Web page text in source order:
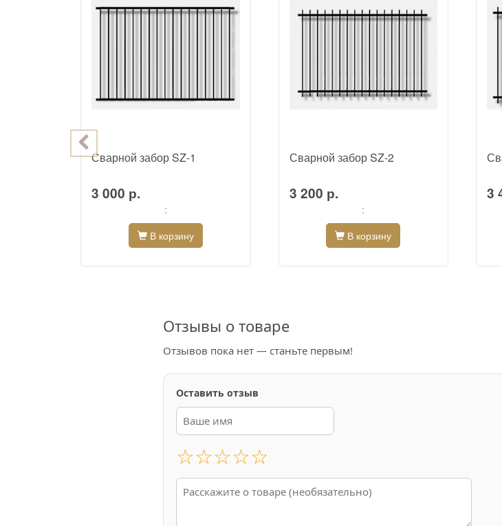
Сварной забор SZ-1
3 000 р.
:
В корзину
Сварной забор SZ-2
3 200 р.
:
В корзину
3
Отзывы о товаре
Отзывов пока нет — станьте первым!
Оставить отзыв
☆☆☆☆☆